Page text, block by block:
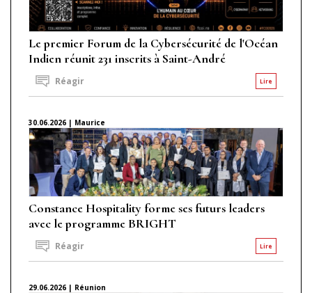
Le premier Forum de la Cybersécurité de l'Océan
Indien réunit 231 inscrits à Saint-André
Lire
Réagir
30.06.2026 | Maurice
Constance Hospitality forme ses futurs leaders
avec le programme BRIGHT
Lire
Réagir
29.06.2026 | Réunion